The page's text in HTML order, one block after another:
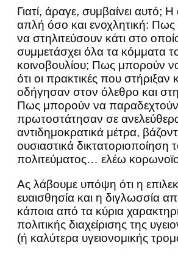
Γιατί, άραγε, συμβαίνει αυτό;
απλή όσο και ενοχλητική:
να στηλιτεύσουν κάτι στο
συμμετάσχει όλα τα κόμματα
κοινοβουλίου; Πως μπορούν
ότι οι πρακτικές που
οδήγησαν στον όλεθρο και
Πως μπορούν να παραδεχτούν
πρωτοστάτησαν σε
αντιδημοκρατικά μέτρα,
ουσιαστικά δικτατοριοποίηση
πολιτεύματος… ελέω
Ας λάβουμε υπόψη ότι η
ευαισθησία και η διγλωσσία
κάποια από τα κύρια
πολιτικής διαχείρισης της
(ή καλύτερα υγειονομικής